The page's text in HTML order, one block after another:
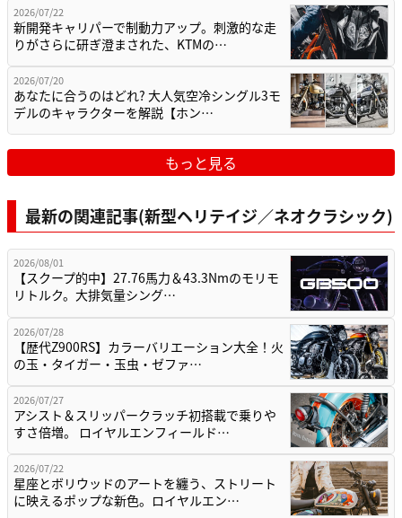
2026/07/22
新開発キャリパーで制動力アップ。刺激的な走
りがさらに研ぎ澄まされた、KTMの…
2026/07/20
あなたに合うのはどれ? 大人気空冷シングル3モ
デルのキャラクターを解説【ホン…
もっと見る
最新の関連記事(新型ヘリテイジ／ネオクラシック)
2026/08/01
【スクープ的中】27.76馬力＆43.3Nmのモリモ
リトルク。大排気量シング…
2026/07/28
【歴代Z900RS】カラーバリエーション大全！火
の玉・タイガー・玉虫・ゼファ…
2026/07/27
アシスト＆スリッパークラッチ初搭載で乗りや
すさ倍増。 ロイヤルエンフィールド…
2026/07/22
星座とボリウッドのアートを纏う、ストリート
に映えるポップな新色。ロイヤルエン…